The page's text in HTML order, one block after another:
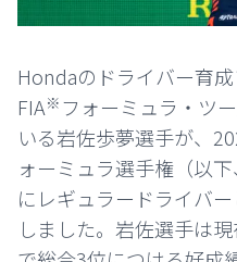
Hondaのドライバー育
FIA※ フォーミュラ・ツ
いる岩佐歩夢選手が、
ォーミュラ選手権（以下
にレギュラードライバ
しました。岩佐選手は